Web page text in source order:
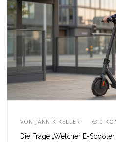
VON JANNIK KELLER 0
Die Frage „Welcher E-